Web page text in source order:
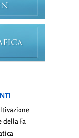
della Fa